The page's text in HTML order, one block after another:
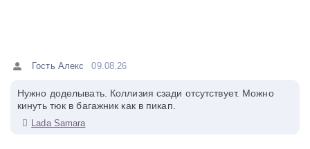
Гость Алекс 09.08.26
Нужно доделывать. Коллизия сзади отсутствует. Можно
кинуть тюк в багажник как в пикап.
Lada Samara